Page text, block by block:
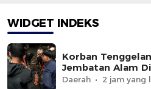
WIDGET INDEKS
Korban
Jembatan Alam
Daerah 2 jam yang